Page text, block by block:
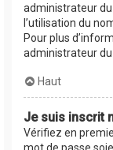
administrateur
l’utilisation du
Pour plus
administrateur du
Haut
Je suis inscrit
Vérifiez en
mot de passe